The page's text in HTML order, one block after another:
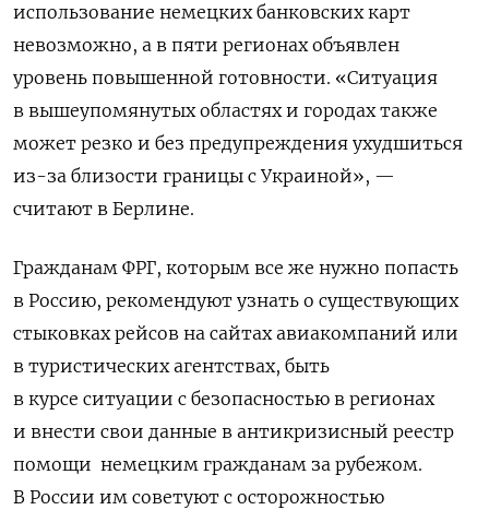
использование немецких банковских карт
невозможно, а в пяти регионах объявлен
уровень повышенной готовности. «Ситуация
в вышеупомянутых областях и городах также
может резко и без предупреждения ухудшиться
из-за близости границы с Украиной», —
считают в Берлине.
Гражданам ФРГ, которым все же нужно попасть
в Россию, рекомендуют узнать о существующих
стыковках рейсов на сайтах авиакомпаний или
в туристических агентствах, быть
в курсе ситуации с безопасностью в регионах
и внести свои данные в антикризисный реестр
помощи немецким гражданам за рубежом.
В России им советуют с осторожностью